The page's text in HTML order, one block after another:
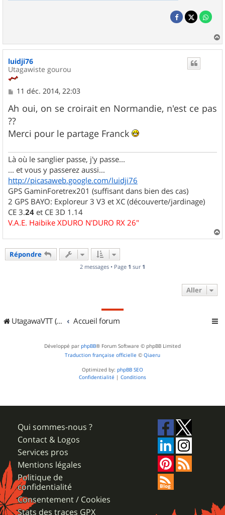
a
luidji76
Utagawiste gourou
M
s
s
a
g
e
11 déc. 2014, 22:03
Ah oui, on se croirait en Normandie, n'est ce pas
??
Merci pour le partage Franck
Là où le sanglier passe, j'y passe...
... et vous y passerez aussi...
http://picasaweb.google.com/luidji76
GPS GaminForetrex201 (suffisant dans bien des cas)
2 GPS BAYO: Exploreur 3 V3 et XC (découverte/jardinage)
CE 3.24 et CE 3D 1.14
V.A.E. Haibike XDURO N'DURO RX 26"
a
Répondre
2 messages • Page 1 sur 1
Aller
UtagawaVTT (Randos VTT et VTTAE avec traces GPS) Accueil forum
Développé par phpBB® Forum Software © phpBB Limited
Traduction française officielle © Qiaeru
Optimized by: phpBB SEO
Confidentialité | Conditions
Qui sommes-nous ?
Contact & Logos
Services pros
Mentions légales
Politique de
confidentialité
Consentement / Cookies
Stats des traces GPX